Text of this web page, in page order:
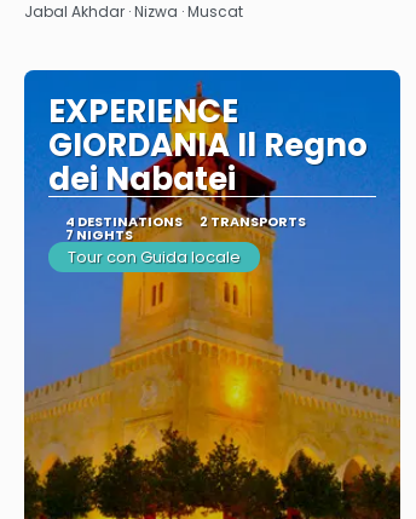
Jabal Akhdar · Nizwa · Muscat
EXPERIENCE
GIORDANIA Il Regno
dei Nabatei
4 DESTINATIONS 2 TRANSPORTS
7 NIGHTS
Tour con Guida locale